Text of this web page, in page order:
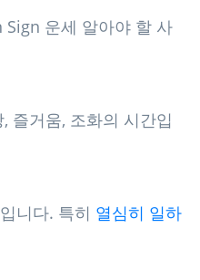
즐거움, 조화의 시간입
니다. 특히 열심히 일하